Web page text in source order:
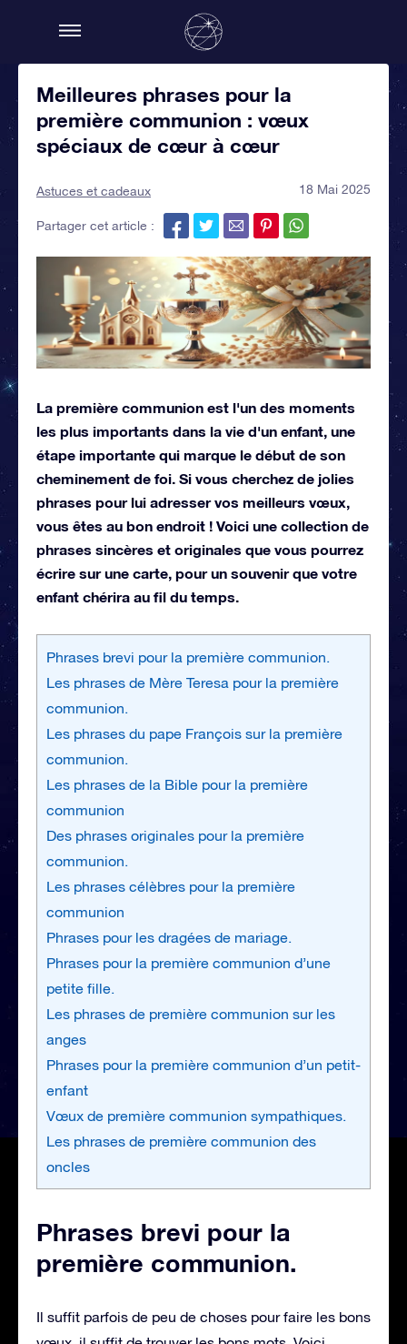
Meilleures phrases pour la
première communion : vœux
spéciaux de cœur à cœur
Astuces et cadeaux 18 Mai 2025
Partager cet article :
La première communion est l'un des moments
les plus importants dans la vie d'un enfant, une
étape importante qui marque le début de son
cheminement de foi. Si vous cherchez de jolies
phrases pour lui adresser vos meilleurs vœux,
vous êtes au bon endroit ! Voici une collection de
phrases sincères et originales que vous pourrez
écrire sur une carte, pour un souvenir que votre
enfant chérira au fil du temps.
Phrases brevi pour la première communion.
Les phrases de Mère Teresa pour la première
communion.
Les phrases du pape François sur la première
communion.
Les phrases de la Bible pour la première
communion
Des phrases originales pour la première
communion.
Les phrases célèbres pour la première
communion
Phrases pour les dragées de mariage.
Phrases pour la première communion d’une
petite fille.
Les phrases de première communion sur les
anges
Phrases pour la première communion d’un petit-
enfant
Vœux de première communion sympathiques.
Les phrases de première communion des
oncles
Phrases brevi pour la
première communion.
Il suffit parfois de peu de choses pour faire les bons